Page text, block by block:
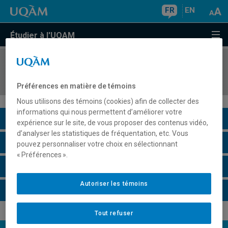
FR EN
Étudier à l'UQAM
COURS//
Description du cours
Horaire - Été 2026
Préférences en matière de témoins
Nous utilisons des témoins (cookies) afin de collecter des
informations qui nous permettent d’améliorer votre
expérience sur le site, de vous proposer des contenus vidéo,
d’analyser les statistiques de fréquentation, etc. Vous
pouvez personnaliser votre choix en sélectionnant
« Préférences ».
Tout refuser
Autoriser les témoins